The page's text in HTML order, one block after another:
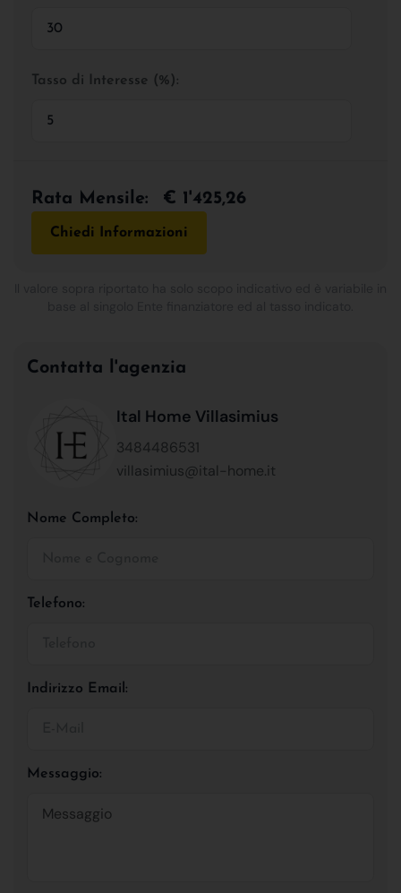
Tasso di Interesse (%):
Rata Mensile: € 1'425,26
Chiedi Informazioni
Contatta l'agenzia
Ital Home Villasimius
3484486531
villasimius@ital-home.it
Nome Completo:
Telefono:
Indirizzo Email:
Messaggio: